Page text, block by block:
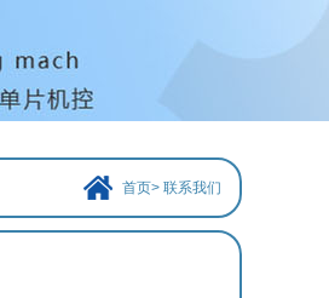
首页> 联系我们